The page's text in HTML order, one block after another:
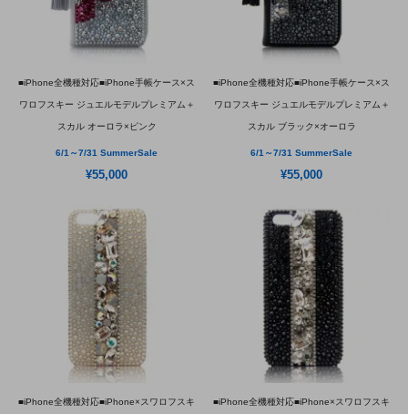
■iPhone全機種対応■iPhone手帳ケース×ス
ワロフスキー ジュエルモデルプレミアム＋
スカル オーロラ×ピンク
6/1～7/31 SummerSale
¥55,000
■iPhone全機種対応■iPhone手帳ケース×ス
ワロフスキー ジュエルモデルプレミアム＋
スカル ブラック×オーロラ
6/1～7/31 SummerSale
¥55,000
■iPhone全機種対応■iPhone×スワロフスキ ■iPhone全機種対応■iPhone×スワロフスキ